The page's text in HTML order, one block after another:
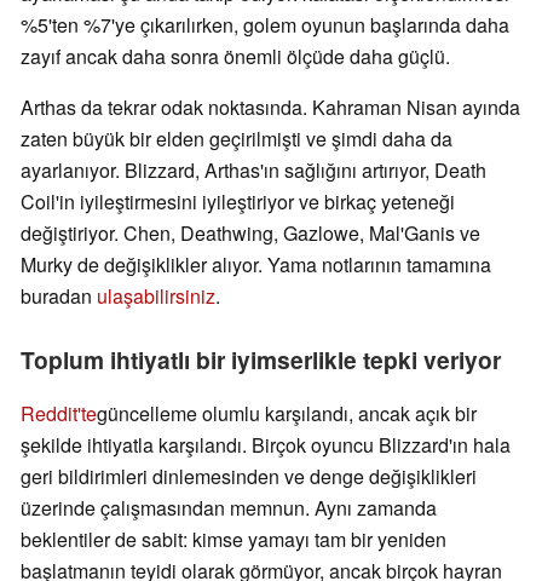
%5'ten %7'ye çıkarılırken, golem oyunun başlarında daha
zayıf ancak daha sonra önemli ölçüde daha güçlü.
Arthas da tekrar odak noktasında. Kahraman Nisan ayında
zaten büyük bir elden geçirilmişti ve şimdi daha da
ayarlanıyor. Blizzard, Arthas'ın sağlığını artırıyor, Death
Coil'in iyileştirmesini iyileştiriyor ve birkaç yeteneği
değiştiriyor. Chen, Deathwing, Gazlowe, Mal'Ganis ve
Murky de değişiklikler alıyor. Yama notlarının tamamına
buradan ulaşabilirsiniz.
Toplum ihtiyatlı bir iyimserlikle tepki veriyor
Reddit'tegüncelleme olumlu karşılandı, ancak açık bir
şekilde ihtiyatla karşılandı. Birçok oyuncu Blizzard'ın hala
geri bildirimleri dinlemesinden ve denge değişiklikleri
üzerinde çalışmasından memnun. Aynı zamanda
beklentiler de sabit: kimse yamayı tam bir yeniden
başlatmanın teyidi olarak görmüyor, ancak birçok hayran